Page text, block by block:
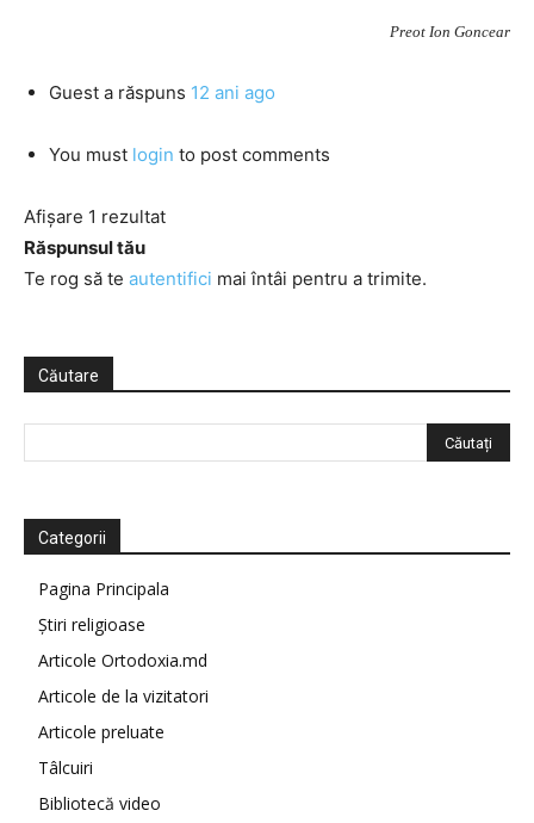
Preot Ion Goncear
Guest a răspuns 12 ani ago
You must login to post comments
Afișare 1 rezultat
Răspunsul tău
Te rog să te autentifici mai întâi pentru a trimite.
Căutare
Categorii
Pagina Principala
Știri religioase
Articole Ortodoxia.md
Articole de la vizitatori
Articole preluate
Tâlcuiri
Bibliotecă video